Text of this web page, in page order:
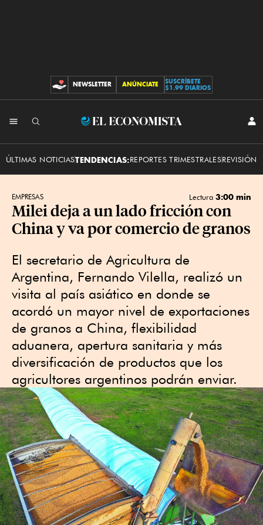
CONTRIBUCIONES
NEWSLETTER ANÚNCIATE
SUSCRÍBETE
$1.99 DIARIOS
El
ÚLTIMAS NOTICIASTENDENCIAS:REPORTES TRIMESTRALESREVISIÓN
EMPRESAS Lectura 3:00 min
Milei deja a un lado fricción con
China y va por comercio de granos
El secretario de Agricultura de
Argentina, Fernando Vilella, realizó un
visita al país asiático en donde se
acordó un mayor nivel de exportaciones
de granos a China, flexibilidad
aduanera, apertura sanitaria y más
diversificación de productos que los
agricultores argentinos podrán enviar.